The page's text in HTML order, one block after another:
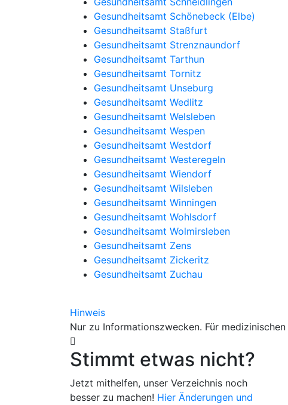
Gesundheitsamt Schönebeck (Elbe)
Gesundheitsamt Staßfurt
Gesundheitsamt Strenznaundorf
Gesundheitsamt Tarthun
Gesundheitsamt Tornitz
Gesundheitsamt Unseburg
Gesundheitsamt Wedlitz
Gesundheitsamt Welsleben
Gesundheitsamt Wespen
Gesundheitsamt Westdorf
Gesundheitsamt Westeregeln
Gesundheitsamt Wiendorf
Gesundheitsamt Wilsleben
Gesundheitsamt Winningen
Gesundheitsamt Wohlsdorf
Gesundheitsamt Wolmirsleben
Gesundheitsamt Zens
Gesundheitsamt Zickeritz
Gesundheitsamt Zuchau
Hinweis
Nur zu Informationszwecken. Für
Stimmt etwas nicht?
Jetzt mithelfen, unser Verzeichnis noch
besser zu machen! Hier Änderungen und